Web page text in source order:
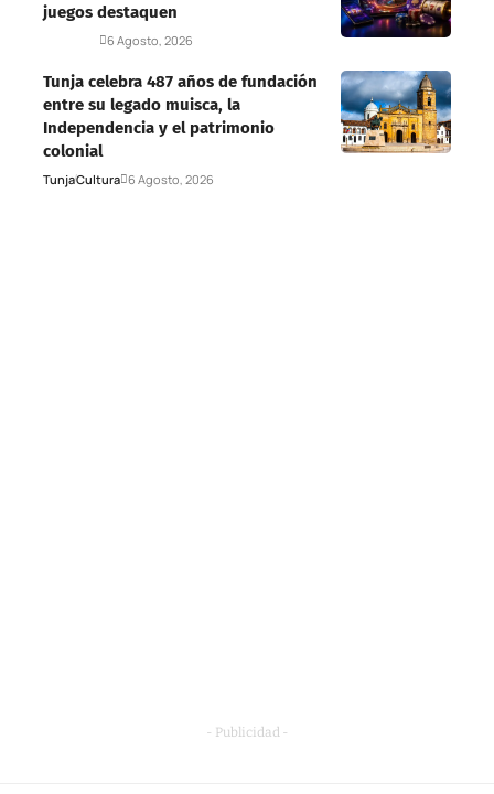
juegos destaquen
6 Agosto, 2026
Tunja celebra 487 años de fundación
entre su legado muisca, la
Independencia y el patrimonio
colonial
TunjaCultura 6 Agosto, 2026
- Publicidad -